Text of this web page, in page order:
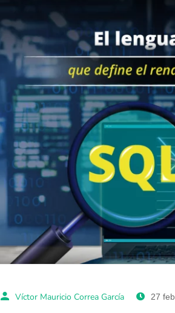
Víctor Mauricio Correa García 27